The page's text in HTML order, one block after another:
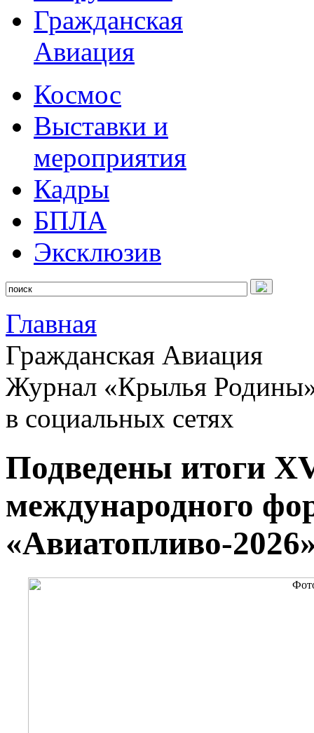
Гражданская
Авиация
Космос
Выставки и
мероприятия
Кадры
БПЛА
Эксклюзив
Главная
Гражданская Авиация
Журнал «Крылья
в социальных сетях
Подведены итоги
международного
«Авиатопливо-